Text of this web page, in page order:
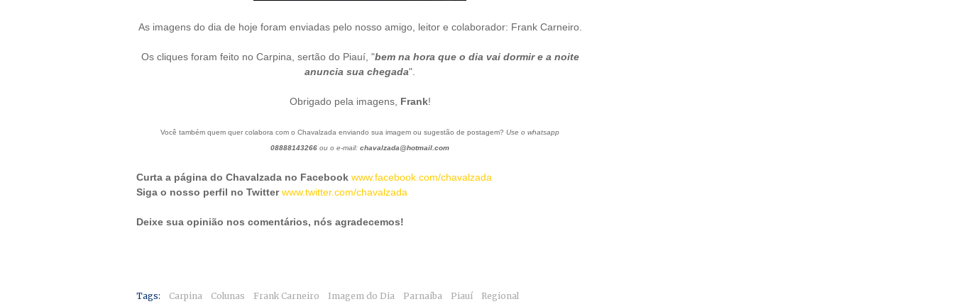
As imagens do dia de hoje foram enviadas pelo nosso amigo, leitor e colaborador: Frank Carneiro.
Os cliques foram feito no Carpina, sertão do Piauí, "bem na hora que o dia vai dormir e a noite
anuncia sua chegada".
Obrigado pela imagens, Frank!
Você também quem quer colabora com o Chavalzada enviando sua imagem ou sugestão de postagem? Use o whatsapp
08888143266 ou o e-mail: chavalzada@hotmail.com
Curta a página do Chavalzada no Facebook www.facebook.com/chavalzada
Siga o nosso perfil no Twitter www.twitter.com/chavalzada
Deixe sua opinião nos comentários, nós agradecemos!
Tags: Carpina Colunas Frank Carneiro Imagem do Dia Parnaíba Piauí Regional